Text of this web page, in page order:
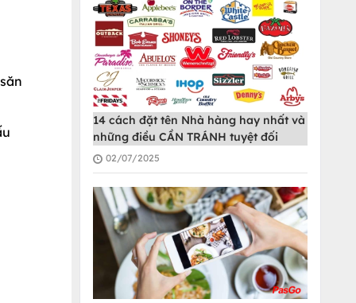
14 cách đặt tên Nhà hàng hay nhất và
những điều CẦN TRÁNH tuyệt đối
02/07/2025